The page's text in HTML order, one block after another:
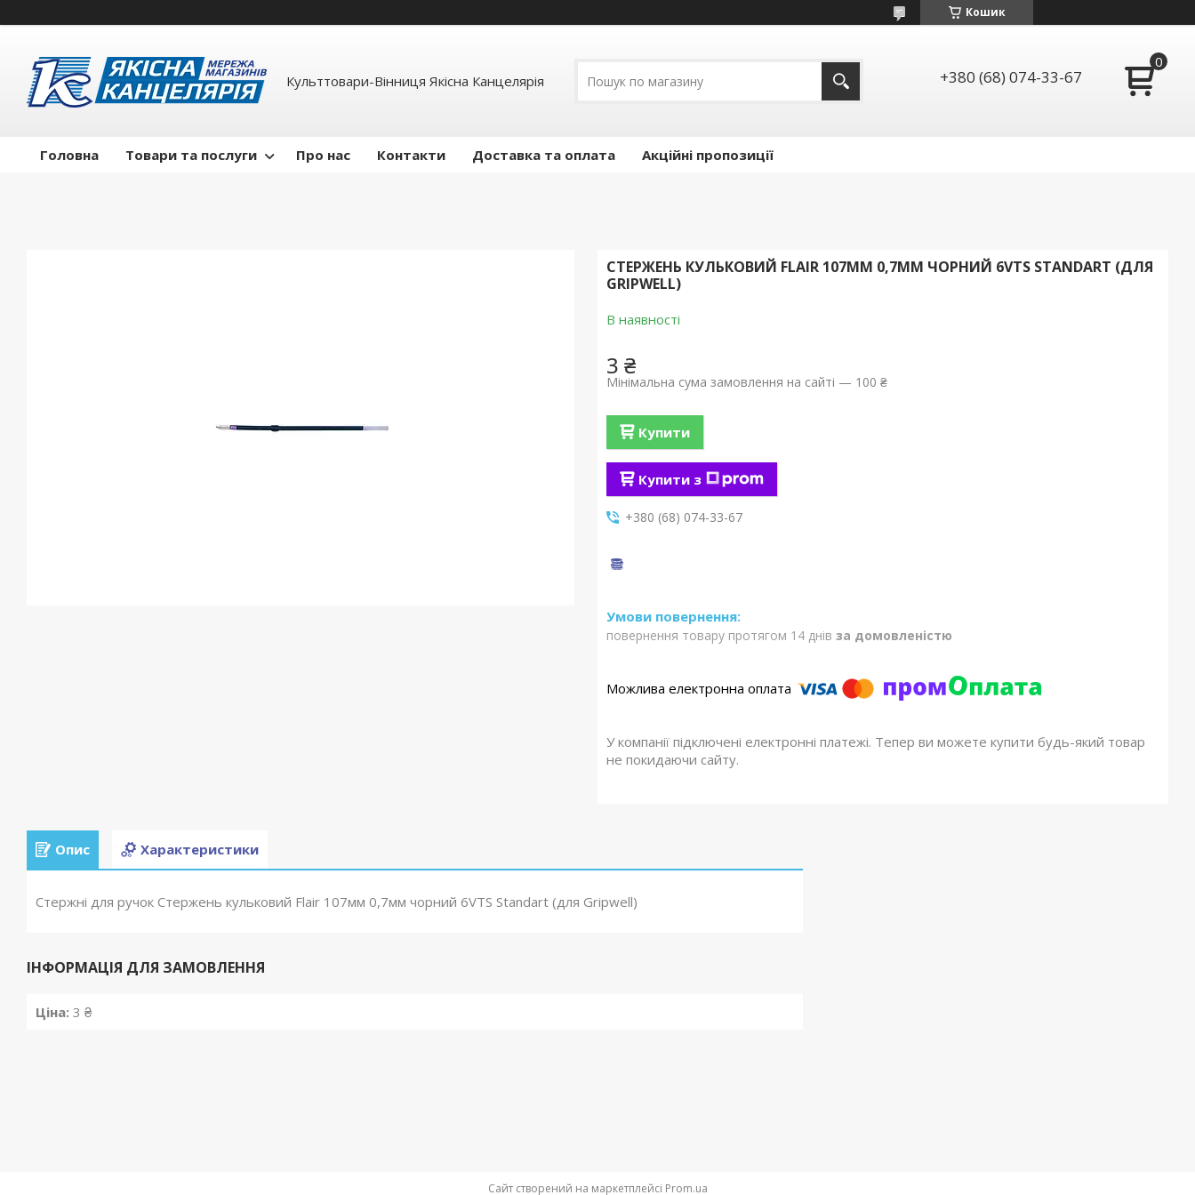
Кошик
Культтовари-Вінниця Якісна Канцелярія +380 (68) 074-33-67
Головна Товари та послуги Про нас Контакти Доставка та оплата Акційні пропозиції
СТЕРЖЕНЬ КУЛЬКОВИЙ FLAIR 107ММ 0,7ММ ЧОРНИЙ 6VTS STANDART (ДЛЯ
GRIPWELL)
В наявності
3 ₴
Мінімальна сума замовлення на сайті — 100 ₴
Купити
Купити з
+380 (68) 074-33-67
повернення товару протягом 14 днів за домовленістю
У компанії підключені електронні платежі. Тепер ви можете купити будь-який товар
не покидаючи сайту.
Опис Характеристики
Стержні для ручок Стержень кульковий Flair 107мм 0,7мм чорний 6VTS Standart (для Gripwell)
ІНФОРМАЦІЯ ДЛЯ ЗАМОВЛЕННЯ
Ціна: 3 ₴
Сайт створений на маркетплейсі Prom.ua